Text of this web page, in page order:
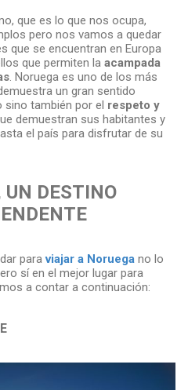
que es lo que nos ocupa,
pero nos vamos a quedar
que se encuentran en Europa
que permiten la acampada
. Noruega es uno de los más
un gran sentido
también por el respeto y
demuestran sus habitantes y
el país para disfrutar de su
UN DESTINO
paraviajar a Noruega no lo
sí en el mejor lugar para
a contar a continuación: